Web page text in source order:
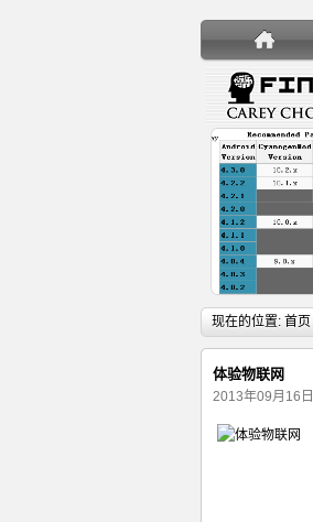
手机
现在的位置: 首页
体验物联网
2013年09月16日